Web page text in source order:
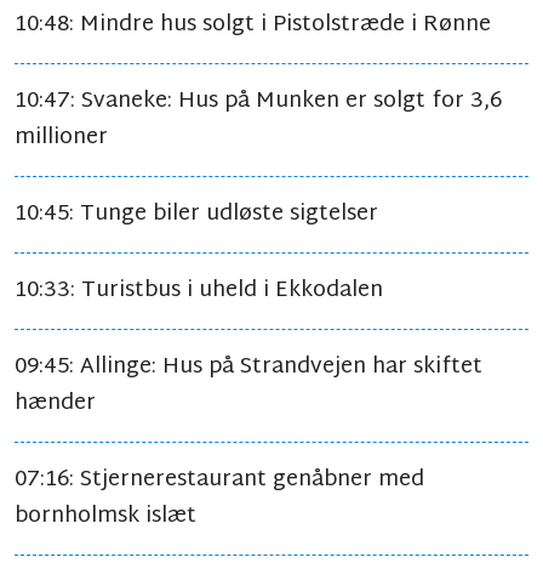
10:48: Mindre hus solgt i Pistolstræde i Rønne
10:47: Svaneke: Hus på Munken er solgt for 3,6
millioner
10:45: Tunge biler udløste sigtelser
10:33: Turistbus i uheld i Ekkodalen
09:45: Allinge: Hus på Strandvejen har skiftet
hænder
07:16: Stjernerestaurant genåbner med
bornholmsk islæt